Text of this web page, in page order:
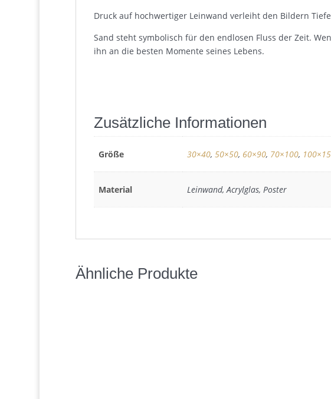
Druck auf hochwertiger Leinwand verleiht den Bildern
Sand steht symbolisch für den endlosen Fluss der Zeit.
ihn an die besten Momente seines Lebens.
Zusätzliche Informationen
Größe 30×40, 50×50, 60×90, 70×100,
Material Leinwand, Acrylglas, Poster
Ähnliche Produkte